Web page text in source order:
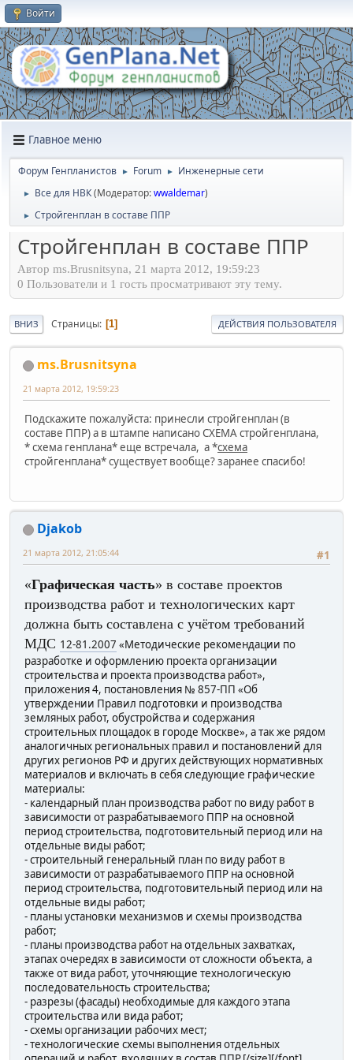
Войти
Главное меню
Форум Генпланистов ► Forum ► Инженерные сети
► Все для НВК(Модератор:wwaldemar)
► Стройгенплан в составе ППР
Стройгенплан в составе ППР
Автор ms.Brusnitsyna, 21 марта 2012, 19:59:23
0 Пользователи и 1 гость просматривают эту тему.
ВНИЗ Страницы 1 ДЕЙСТВИЯ ПОЛЬЗОВАТЕЛЯ
ms.Brusnitsyna
21 марта 2012, 19:59:23
Подскажите пожалуйста: принесли стройгенплан (в
составе ППР) а в штампе написано СХЕМА стройгенплана,
* схема генплана* еще встречала, а *схема
стройгенплана* существует вообще? заранее спасибо!
Djakob
#1
21 марта 2012, 21:05:44
«Графическая часть» в составе проектов
производства работ и технологических карт
должна быть составлена с учётом требований
МДС 12-81.2007 «Методические рекомендации по
разработке и оформлению проекта организации
строительства и проекта производства работ»,
приложения 4, постановления № 857-ПП «Об
утверждении Правил подготовки и производства
земляных работ, обустройства и содержания
строительных площадок в городе Москве», а так же рядом
аналогичных региональных правил и постановлений для
других регионов РФ и других действующих нормативных
материалов и включать в себя следующие графические
материалы:
- календарный план производства работ по виду работ в
зависимости от разрабатываемого ППР на основной
период строительства, подготовительный период или на
отдельные виды работ;
- строительный генеральный план по виду работ в
зависимости от разрабатываемого ППР на основной
период строительства, подготовительный период или на
отдельные виды работ;
- планы установки механизмов и схемы производства
работ;
- планы производства работ на отдельных захватках,
этапах очередях в зависимости от сложности объекта, а
также от вида работ, уточняющие технологическую
последовательность строительства;
- разрезы (фасады) необходимые для каждого этапа
строительства или вида работ;
- схемы организации рабочих мест;
- технологические схемы выполнения отдельных